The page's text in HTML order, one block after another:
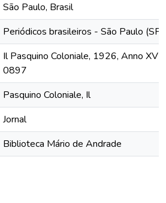
São Paulo, Brasil
Periódicos brasileiros - São Paulo (SP)
Il Pasquino Coloniale, 1926, Anno
0897
Pasquino Coloniale, Il
Jornal
Biblioteca Mário de Andrade